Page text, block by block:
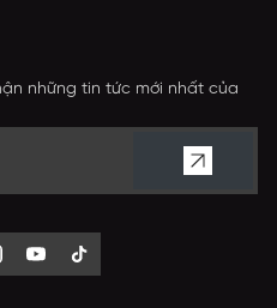
những tin tức mới nhất của